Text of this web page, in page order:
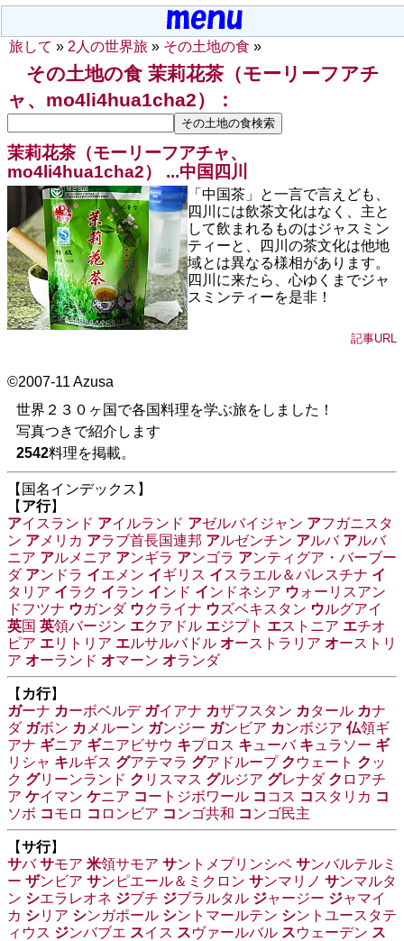
旅して » 2人の世界旅 » その土地の食 »
その土地の食 茉莉花茶（モーリーフアチ
ャ、mo4li4hua1cha2）：
世界２３０ヶ国で各国料理を学ぶ旅をしました！
写真つきで紹介します
2542料理を掲載。
【国名インデックス】
【 ア行】
アイスランド アイルランド アゼルバイジャン アフガニスタ
ン ア メリカ アラブ首長国連邦 アルゼンチン アルバ アルバ
ニア アルメニア アンギラ アンゴラ アンティグア・バーブー
ダ アンドラ イエメン イギリス イ スラエル＆パレスチナ イ
タリア イラク イラン イ ンド イ ンドネシア ウ ォーリスアン
ドフツナ ウガンダ ウクライナ ウズベキスタン ウルグアイ
英国 英領バージン エクアドル エジプト エストニア エチオ
ピア エリトリア エルサルバドル オーストラリア オーストリ
ア オーランド オマーン オランダ
【 カ行】
ガーナ カーボベルデ ガイアナ カザフスタン カタール カナ
ダ ガボン カ メルーン ガンジー ガンビア カンボジア 仏領ギ
アナ ギニア ギニアビサウ キプロス キ ューバ キ ュラソー ギ
リシャ キルギス グアテマラ グアドループ ク ウェート ク ッ
ク グリーンランド ク リスマス グルジア グレナダ ク ロアチ
ア ケイマン ケニア コートジボワール コ コス コ スタリカ コ
ソボ コモロ コ ロンビア コ ンゴ共和 コ ンゴ民主
【サ行】
サバ サモア 米領サモア サントメプリンシペ サンバルテルミ
ー ザンビア サンピエール＆ミクロン サンマリノ サンマルタ
ン シエラレオネ ジブチ ジブラルタル ジャージー ジャマイ
カ シリア シンガポール シントマールテン シントユースタテ
ィウス ジンバブエ スイス スヴァールバル スウェーデン ス
茉莉花茶（モーリーフアチャ、
mo4li4hua1cha2） ...中国四川
「中国茶」と一言で言えども、
四川には飲茶文化はなく、主と
して飲まれるものはジャスミン
ティーと、四川の茶文化は他地
域とは異なる様相があります。
四川に来たら、心ゆくまでジャ
スミンティーを是非！
記事URL
©2007-11 Azusa